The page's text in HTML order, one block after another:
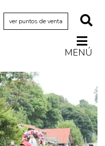
ver puntos de venta
MENÚ